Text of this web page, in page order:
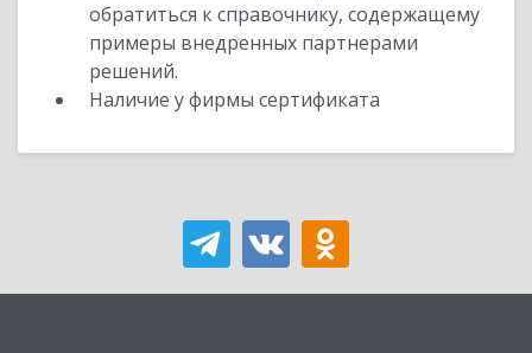
обратиться к справочнику, содержащему
примеры внедренных партнерами
решений.
Наличие у фирмы сертификата